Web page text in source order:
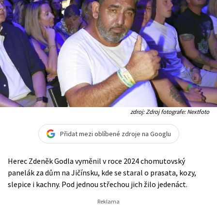
zdroj: Zdroj fotografe: Nextfoto
Přidat mezi oblíbené zdroje na Googlu
Herec Zdeněk Godla vyměnil v roce 2024 chomutovský
panelák za dům na Jičínsku, kde se staral o prasata, kozy,
slepice i kachny. Pod jednou střechou jich žilo jedenáct.